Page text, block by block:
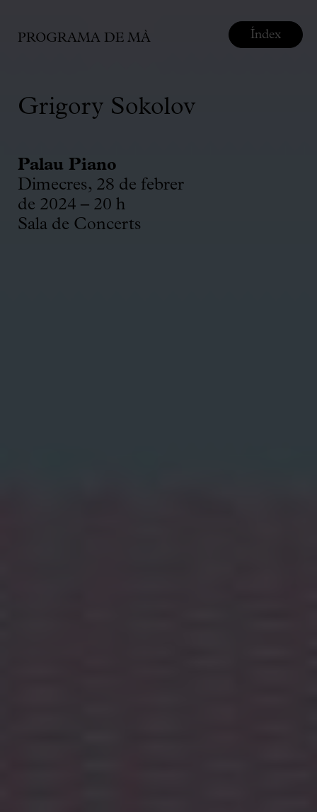
PROGRAMA DE MÀ
Grigory Sokolov
Palau Piano
Dimecres, 28 de febrer
de 2024 – 20 h
Sala de Concerts
Índex